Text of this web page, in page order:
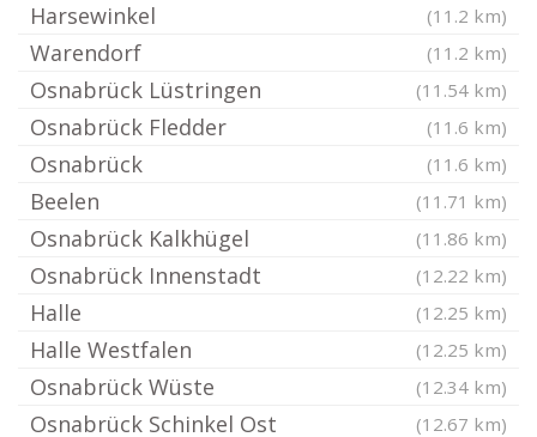
Harsewinkel (11.2 km)
Warendorf (11.2 km)
Osnabrück Lüstringen (11.54 km)
Osnabrück Fledder (11.6 km)
Osnabrück (11.6 km)
Beelen (11.71 km)
Osnabrück Kalkhügel (11.86 km)
Osnabrück Innenstadt (12.22 km)
Halle (12.25 km)
Halle Westfalen (12.25 km)
Osnabrück Wüste (12.34 km)
Osnabrück Schinkel Ost (12.67 km)